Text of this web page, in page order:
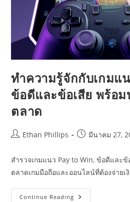
ทำความรู้จักกับเกมแ
ข้อดีและข้อเสีย พร้อม
ตลาด
PostEthan Phillips
Postมีนาคม 27,
สำรวจเกมแนว Pay to Win, ข้อดีและข้
ตลาดเกมมือถือและออนไลน์ที่ต้องจ่ายเ
Continue Reading ทำความ